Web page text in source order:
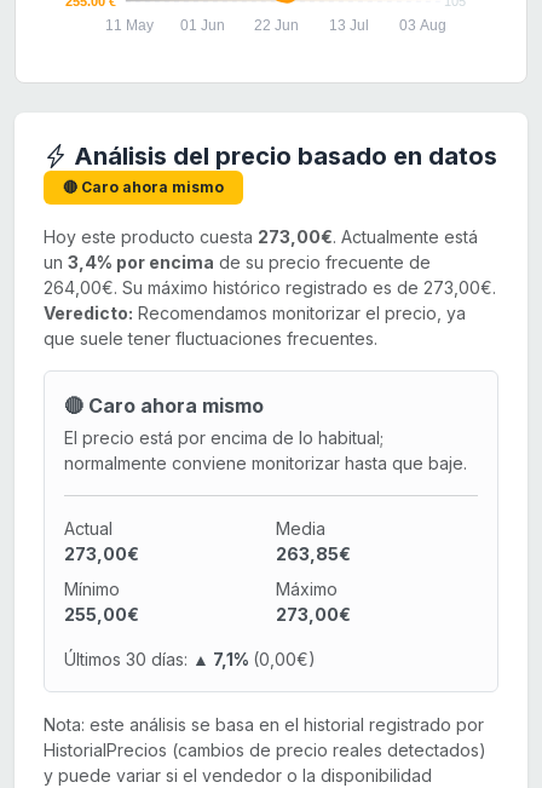
11 May 01 Jun 22 Jun 13 Jul 03 Aug
Análisis del precio basado en datos
🔴 Caro ahora mismo
Hoy este producto cuesta 273,00€. Actualmente está
un 3,4% por encima de su precio frecuente de
264,00€. Su máximo histórico registrado es de 273,00€.
Veredicto: Recomendamos monitorizar el precio, ya
que suele tener fluctuaciones frecuentes.
🔴 Caro ahora mismo
El precio está por encima de lo habitual;
normalmente conviene monitorizar hasta que baje.
Actual
273,00€
Media
263,85€
Mínimo
255,00€
Máximo
273,00€
Últimos 30 días: ▲ 7,1% (0,00€)
Nota: este análisis se basa en el historial registrado por
HistorialPrecios (cambios de precio reales detectados)
y puede variar si el vendedor o la disponibilidad